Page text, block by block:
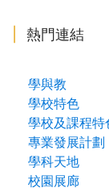
熱門連結
學與教
學校特色
學校及課程特
專業發展計劃
學科天地
校園展廊